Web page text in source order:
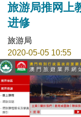
旅游局推网上
进修
旅游局
2020-05-05 10:55